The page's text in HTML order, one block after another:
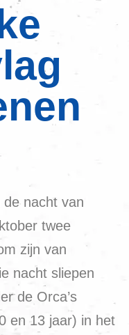
de nacht van
twee
zijn van
nacht sliepen
de Orca’s
en 13 jaar) in het